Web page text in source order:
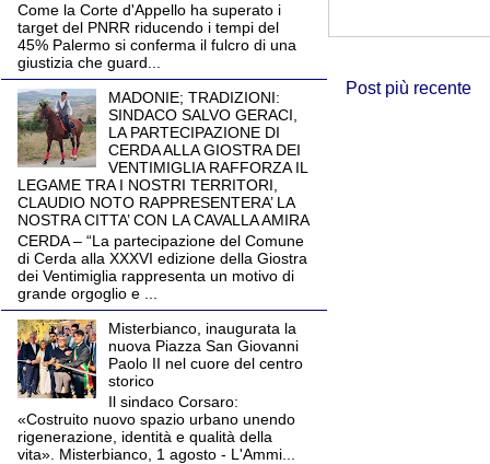
Post più recente
Come la Corte d'Appello ha superato i
target del PNRR riducendo i tempi del
45% Palermo si conferma il fulcro di una
giustizia che guard...
MADONIE; TRADIZIONI:
SINDACO SALVO GERACI,
LA PARTECIPAZIONE DI
CERDA ALLA GIOSTRA DEI
VENTIMIGLIA RAFFORZA IL
LEGAME TRA I NOSTRI TERRITORI,
CLAUDIO NOTO RAPPRESENTERA’ LA
NOSTRA CITTA’ CON LA CAVALLA AMIRA
CERDA – “La partecipazione del Comune
di Cerda alla XXXVI edizione della Giostra
dei Ventimiglia rappresenta un motivo di
grande orgoglio e ...
Misterbianco, inaugurata la
nuova Piazza San Giovanni
Paolo II nel cuore del centro
storico
Il sindaco Corsaro:
«Costruito nuovo spazio urbano unendo
rigenerazione, identità e qualità della
vita». Misterbianco, 1 agosto - L'Ammi...